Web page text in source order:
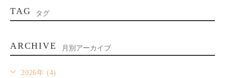
TAG タグ
ARCHIVE 月別アーカイブ
2026年 (4)